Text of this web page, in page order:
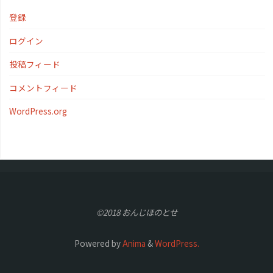
登録
ログイン
投稿フィード
コメントフィード
WordPress.org
©2018 おんじほのとせ
Powered byAnima &WordPress.